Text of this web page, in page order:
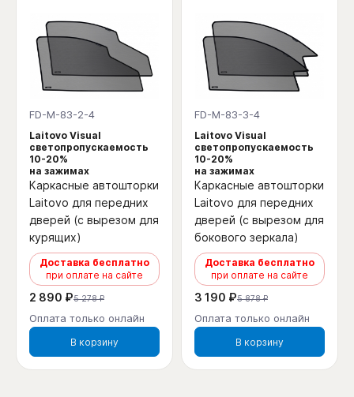
FD-M-83-2-4
Laitovo Visual
светопропускаемость
10-20%
на зажимах
Каркасные автошторки
Laitovo для передних
дверей (с вырезом для
курящих)
Доставка бесплатно
при оплате на сайте
2 890 ₽5 278 ₽
Оплата только онлайн
В корзину
FD-M-83-3-4
Laitovo Visual
светопропускаемость
10-20%
на зажимах
Каркасные автошторки
Laitovo для передних
дверей (с вырезом для
бокового зеркала)
Доставка бесплатно
при оплате на сайте
3 190 ₽5 878 ₽
Оплата только онлайн
В корзину